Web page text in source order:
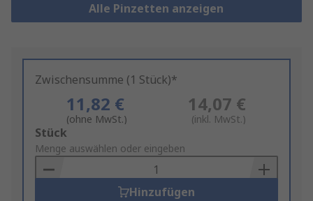
Alle Pinzetten anzeigen
Zwischensumme (1 Stück)*
11,82 €
(ohne MwSt.)
14,07 €
(inkl. MwSt.)
Add
to
Basket
Stück
Menge auswählen oder eingeben
Hinzufügen